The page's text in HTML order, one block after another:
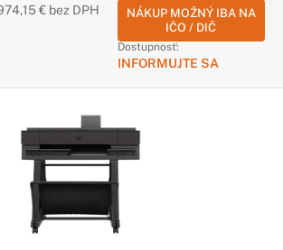
€ bez DPH
NÁKUP MOŽNÝ IBA NA
IČO / DIČ
Dostupnosť:
INFORMUJTE SA